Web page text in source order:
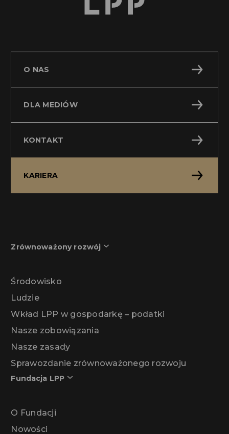
O NAS
DLA MEDIÓW
KONTAKT
KARIERA
Zrównoważony rozwój
Środowisko
Ludzie
Wkład LPP w gospodarkę – podatki
Nasze zobowiązania
Nasze zasady
Sprawozdanie zrównoważonego rozwoju
Fundacja LPP
O Fundacji
Nowości